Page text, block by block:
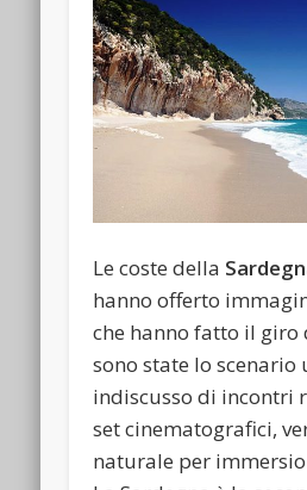
Le coste della
hanno offerto
che hanno fatto il giro
sono state lo scenario
indiscusso di incontri
set cinematografici,
naturale per